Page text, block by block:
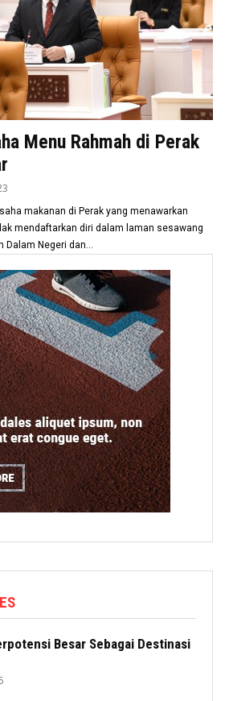
Menu Rahmah di Perak
makanan di Perak yang menawarkan
mendaftarkan diri dalam laman sesawang
Dalam Negeri dan...
Besar Sebagai Destinasi